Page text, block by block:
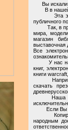
Вы искали
В в нашей
Эта
публичного
Так, в
мира,
магазин
выставочная
Все
У нас на
книг,
книги
Например,
скачать
Наша
Если Вы
народным